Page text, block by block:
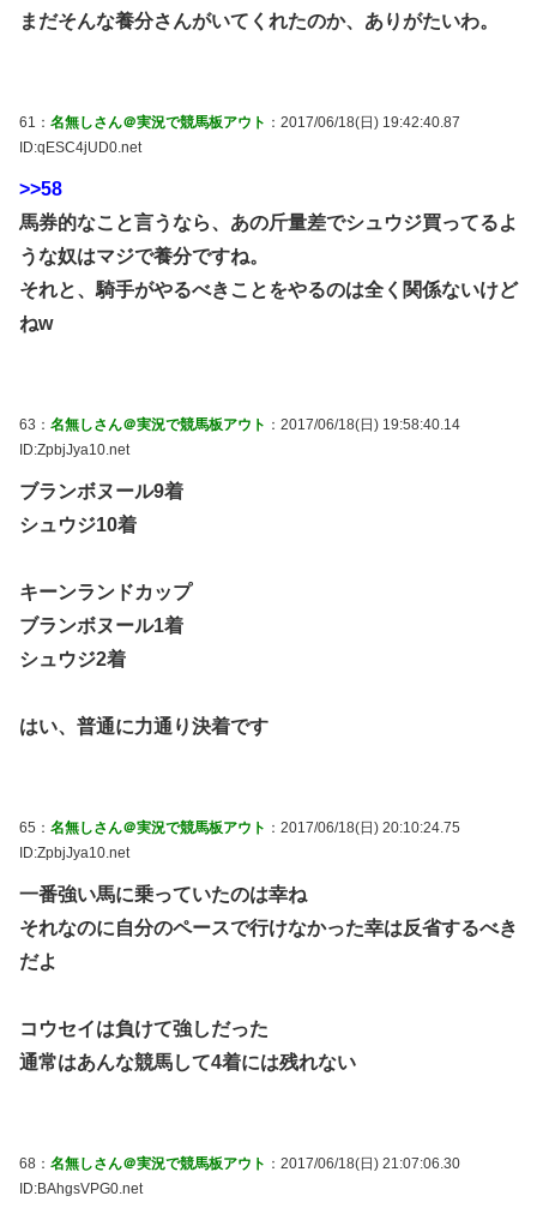
まだそんな養分さんがいてくれたのか、ありがたいわ。
61： 名無しさん＠実況で競馬板アウト ：2017/06/18(日) 19:42:40.87
ID:qESC4jUD0.net
>>58
馬券的なこと言うなら、あの斤量差でシュウジ買ってるよ
うな奴はマジで養分ですね。
それと、騎手がやるべきことをやるのは全く関係ないけど
ねw
63： 名無しさん＠実況で競馬板アウト ：2017/06/18(日) 19:58:40.14
ID:ZpbjJya10.net
ブランボヌール9着
シュウジ10着
キーンランドカップ
ブランボヌール1着
シュウジ2着
はい、普通に力通り決着です
65： 名無しさん＠実況で競馬板アウト ：2017/06/18(日) 20:10:24.75
ID:ZpbjJya10.net
一番強い馬に乗っていたのは幸ね
それなのに自分のペースで行けなかった幸は反省するべき
だよ
コウセイは負けて強しだった
通常はあんな競馬して4着には残れない
68： 名無しさん＠実況で競馬板アウト ：2017/06/18(日) 21:07:06.30
ID:BAhgsVPG0.net